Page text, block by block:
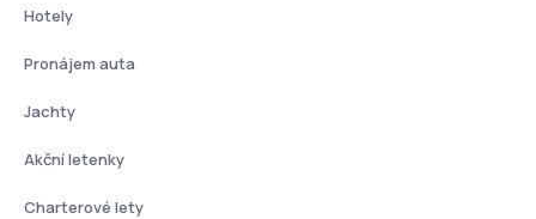
Hotely
Pronájem auta
Jachty
Akční letenky
Charterové lety